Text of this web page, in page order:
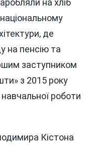
де
на пенсію та
заступником
з 2015 року
роботи
Кістона